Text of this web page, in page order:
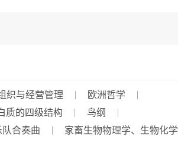
织与经营管理
欧洲哲学
质的四级结构
鸟纲
合奏曲 家畜生物物理学、生物化学